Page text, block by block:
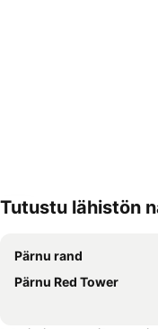
Tutustu lähistön
Pärnu rand
Pärnu Red Tower